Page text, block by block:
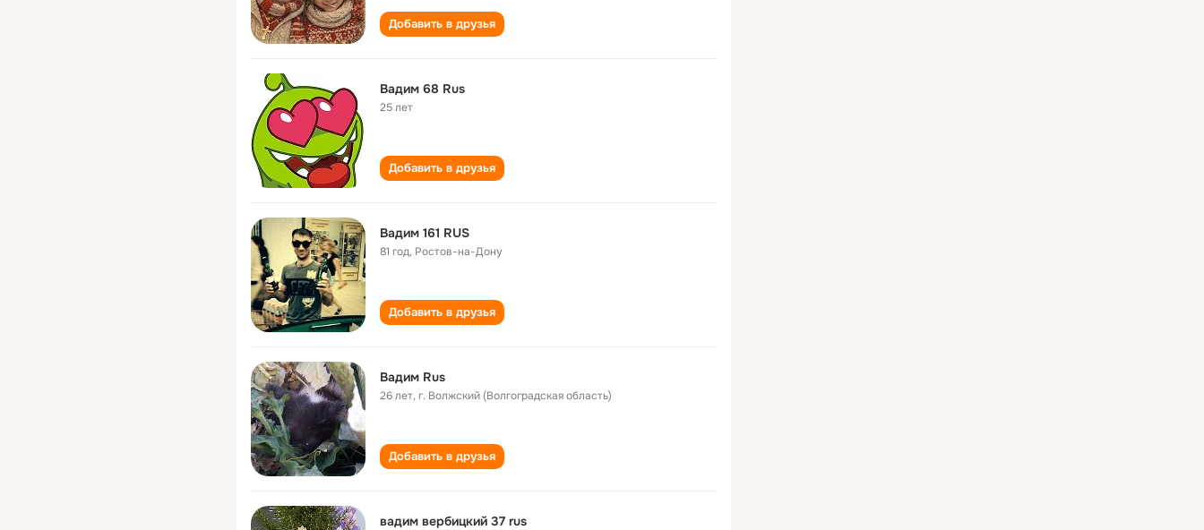
Добавить в друзья
Вадим 68 Rus
25 лет
Добавить в друзья
Вадим 161 RUS
81 год, Ростов-на-Дону
Добавить в друзья
Вадим Rus
26 лет,г. Волжский (Волгоградская область)
Добавить в друзья
вадим вербицкий 37 rus